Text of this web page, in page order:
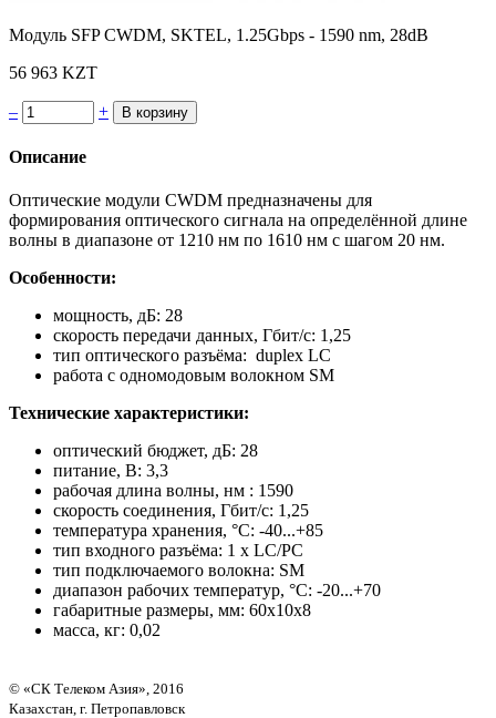
Модуль SFP CWDM, SKTEL, 1.25Gbps - 1590 nm, 28dB
56 963 KZT
– +
Описание
Оптические модули CWDM предназначены для
формирования оптического сигнала на определённой длине
волны в диапазоне от 1210 нм по 1610 нм с шагом 20 нм.
Особенности:
мощность, дБ: 28
скорость передачи данных, Гбит/с: 1,25
тип оптического разъёма: duplex LC
работа с одномодовым волокном SM
Технические характеристики:
оптический бюджет, дБ: 28
питание, В: 3,3
рабочая длина волны, нм : 1590
скорость соединения, Гбит/с: 1,25
температура хранения, °С: -40...+85
тип входного разъёма: 1 x LC/PC
тип подключаемого волокна: SM
диапазон рабочих температур, °С: -20...+70
габаритные размеры, мм: 60x10x8
масса, кг: 0,02
© «СК Телеком Азия», 2016
Казахстан, г. Петропавловск